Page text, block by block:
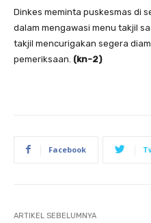
Dinkes meminta puskesmas di
dalam mengawasi menu takjil
takjil mencurigakan segera
pemeriksaan. (kn-2)
Facebook
ARTIKEL SEBELUMNYA